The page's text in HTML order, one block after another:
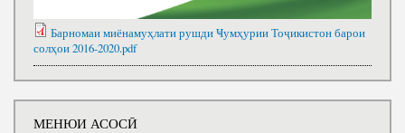
Барномаи миёнамуҳлати рушди Ҹумҳурии Тоҷикистон барои
солҳои 2016-2020.pdf
МЕНЮИ АСОСӢ